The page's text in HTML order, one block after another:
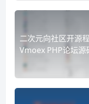
二次元向社区开源
Vmoex PHP论坛源